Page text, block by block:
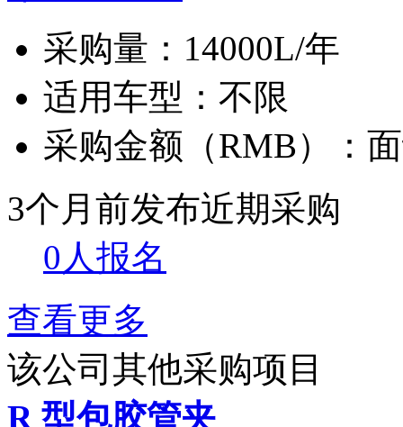
采购量： 14000L/年
适用车型： 不限
采购金额（RMB）：
3个月前发布近期采购
0人报名
查看更多
该公司其他采购项目
R 型包胶管夹